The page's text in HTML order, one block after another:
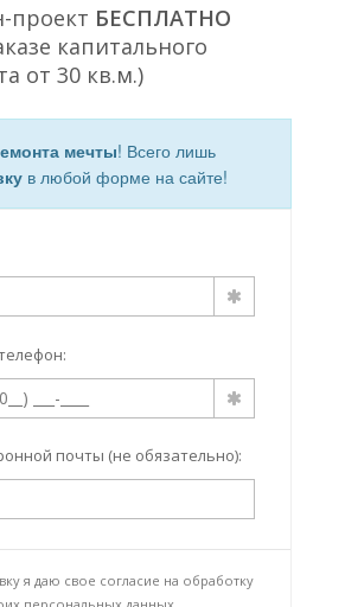
проект БЕСПЛАТНО
капитального
от 30 кв.м.)
мечты! Всего лишь
в любой форме на сайте!
почты (не обязательно):
я даю свое согласие на обработку